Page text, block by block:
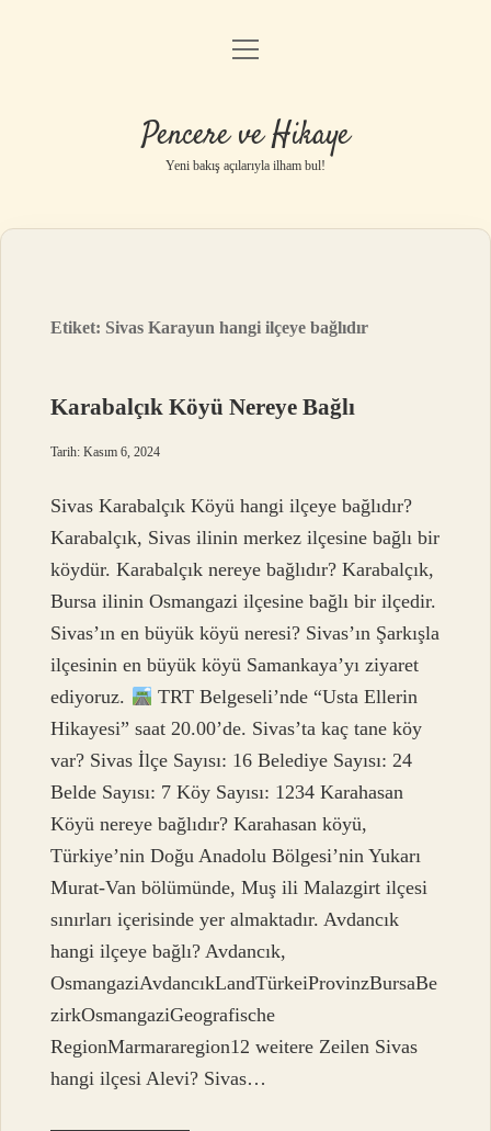
Anasayfa
Yasal Uyarı
menüyü
Pencere ve Hikaye
Yeni bakış açılarıyla ilham bul!
Etiket: Sivas Karayun hangi ilçeye bağlıdır
Karabalçık Köyü Nereye Bağlı
Tarih: Kasım 6, 2024
Sivas Karabalçık Köyü hangi ilçeye bağlıdır?
Karabalçık, Sivas ilinin merkez ilçesine bağlı bir
köydür. Karabalçık nereye bağlıdır? Karabalçık,
Bursa ilinin Osmangazi ilçesine bağlı bir ilçedir.
Sivas’ın en büyük köyü neresi? Sivas’ın Şarkışla
ilçesinin en büyük köyü Samankaya’yı ziyaret
ediyoruz.
TRT Belgeseli’nde “Usta Ellerin
Hikayesi” saat 20.00’de. Sivas’ta kaç tane köy
var? Sivas İlçe Sayısı: 16 Belediye Sayısı: 24
Belde Sayısı: 7 Köy Sayısı: 1234 Karahasan
Köyü nereye bağlıdır? Karahasan köyü,
Türkiye’nin Doğu Anadolu Bölgesi’nin Yukarı
Murat-Van bölümünde, Muş ili Malazgirt ilçesi
sınırları içerisinde yer almaktadır. Avdancık
hangi ilçeye bağlı? Avdancık,
OsmangaziAvdancıkLandTürkeiProvinzBursaBe
zirkOsmangaziGeografische
RegionMarmararegion12 weitere Zeilen Sivas
hangi ilçesi Alevi? Sivas…